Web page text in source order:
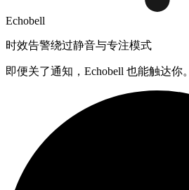
Echobell
时效告警绕过静音与专注模式
即便关了通知，Echobell 也能触达你。